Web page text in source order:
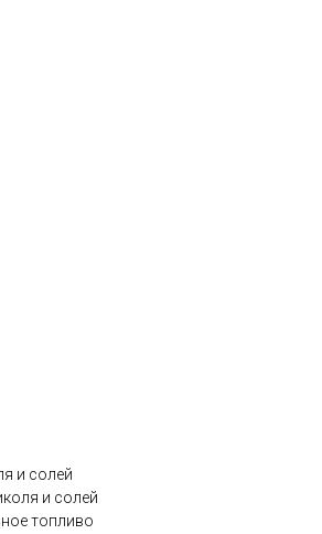
и солей
и солей
топливо